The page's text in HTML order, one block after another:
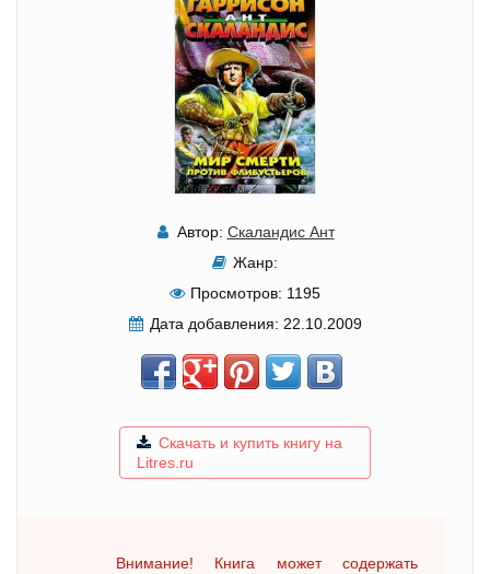
Автор: Скаландис Ант
Жанр:
Просмотров: 1195
Дата добавления: 22.10.2009
Скачать и купить книгу на
Litres.ru
Внимание! Книга может содержать